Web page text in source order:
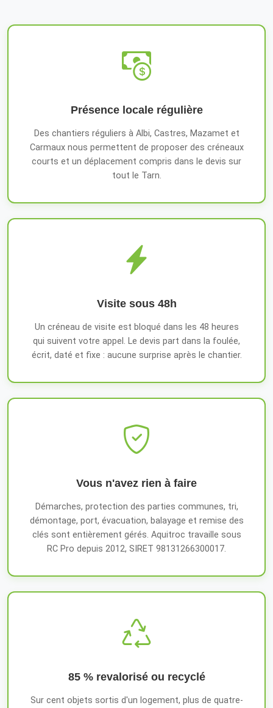
Présence locale régulière
Des chantiers réguliers à Albi, Castres, Mazamet et
Carmaux nous permettent de proposer des créneaux
courts et un déplacement compris dans le devis sur
tout le Tarn.
Visite sous 48h
Un créneau de visite est bloqué dans les 48 heures
qui suivent votre appel. Le devis part dans la foulée,
écrit, daté et fixe : aucune surprise après le chantier.
Vous n'avez rien à faire
Démarches, protection des parties communes, tri,
démontage, port, évacuation, balayage et remise des
clés sont entièrement gérés. Aquitroc travaille sous
RC Pro depuis 2012, SIRET 98131266300017.
85 % revalorisé ou recyclé
Sur cent objets sortis d'un logement, plus de quatre-